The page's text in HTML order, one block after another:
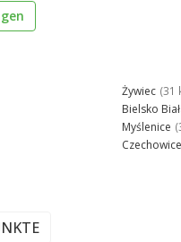
Żywiec (31
Bielsko
Myślenice